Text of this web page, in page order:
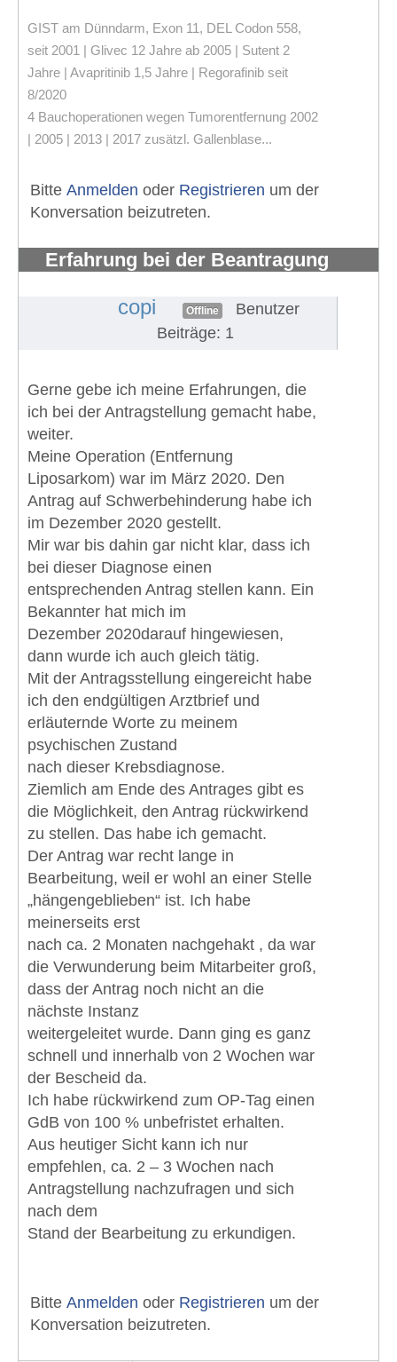
GIST am Dünndarm, Exon 11, DEL Codon 558,
seit 2001 | Glivec 12 Jahre ab 2005 | Sutent 2
Jahre | Avapritinib 1,5 Jahre | Regorafinib seit
8/2020
4 Bauchoperationen wegen Tumorentfernung 2002
| 2005 | 2013 | 2017 zusätzl. Gallenblase...
Bitte Anmelden oder Registrieren um der
Konversation beizutreten.
Erfahrung bei der Beantragung
copi Offline
Benutzer
Beiträge: 1
Gerne gebe ich meine Erfahrungen, die
ich bei der Antragstellung gemacht habe,
weiter.
Meine Operation (Entfernung
Liposarkom) war im März 2020. Den
Antrag auf Schwerbehinderung habe ich
im Dezember 2020 gestellt.
Mir war bis dahin gar nicht klar, dass ich
bei dieser Diagnose einen
entsprechenden Antrag stellen kann. Ein
Bekannter hat mich im
Dezember 2020darauf hingewiesen,
dann wurde ich auch gleich tätig.
Mit der Antragsstellung eingereicht habe
ich den endgültigen Arztbrief und
erläuternde Worte zu meinem
psychischen Zustand
nach dieser Krebsdiagnose.
Ziemlich am Ende des Antrages gibt es
die Möglichkeit, den Antrag rückwirkend
zu stellen. Das habe ich gemacht.
Der Antrag war recht lange in
Bearbeitung, weil er wohl an einer Stelle
„hängengeblieben“ ist. Ich habe
meinerseits erst
nach ca. 2 Monaten nachgehakt , da war
die Verwunderung beim Mitarbeiter groß,
dass der Antrag noch nicht an die
nächste Instanz
weitergeleitet wurde. Dann ging es ganz
schnell und innerhalb von 2 Wochen war
der Bescheid da.
Ich habe rückwirkend zum OP-Tag einen
GdB von 100 % unbefristet erhalten.
Aus heutiger Sicht kann ich nur
empfehlen, ca. 2 – 3 Wochen nach
Antragstellung nachzufragen und sich
nach dem
Stand der Bearbeitung zu erkundigen.
Bitte Anmelden oder Registrieren um der
Konversation beizutreten.